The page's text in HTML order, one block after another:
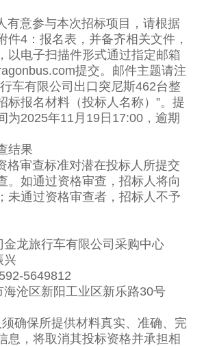
意参与本次招标项目，请根据
件4：报名表，并备齐相关文件，
以电子扫描件形式通过指定邮箱
提交。邮件主题请注
车有限公司出口突尼斯462台整
标报名材料（投标人名称）”。提
为2025年11月19日17:00，逾期
结果
审查标准对潜在投标人所提交
。如通过资格审查，招标人将向
未通过资格审查者，招标人不予
龙旅行车有限公司采购中心
5649812
沧区新阳工业区新乐路30号
确保所提供材料真实、准确、完
息，将取消其投标资格并承担相